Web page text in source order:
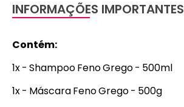
INFORMAÇÕES IMPORTANTES
Contém:
1x - Shampoo Feno Grego - 500ml
1x - Máscara Feno Grego - 500g